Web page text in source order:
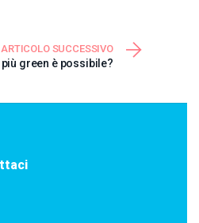
ARTICOLO SUCCESSIVO
green è possibile?